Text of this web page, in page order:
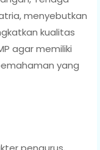
menyebutkan
kualitas
agar memiliki
yang